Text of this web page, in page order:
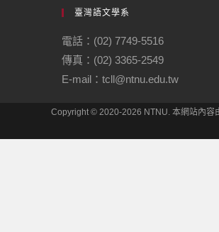
臺灣語文學系
電話：(02) 7749-5516
傳真：(02) 3365-2549
E-mail：tcll@ntnu.edu.tw
Copyright © 2020-2026 NTNU. 本網站內容